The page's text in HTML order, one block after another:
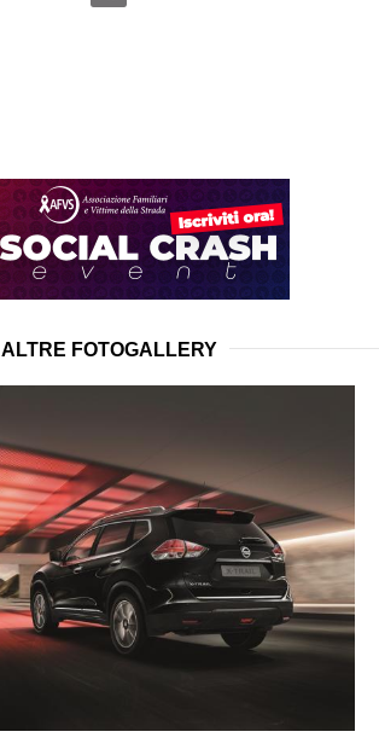
ALTRE FOTOGALLERY